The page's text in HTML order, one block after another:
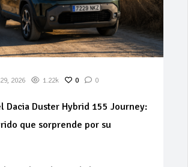
2026 1.22k 0 0
Dacia Duster Hybrid 155 Journey:
que sorprende por su